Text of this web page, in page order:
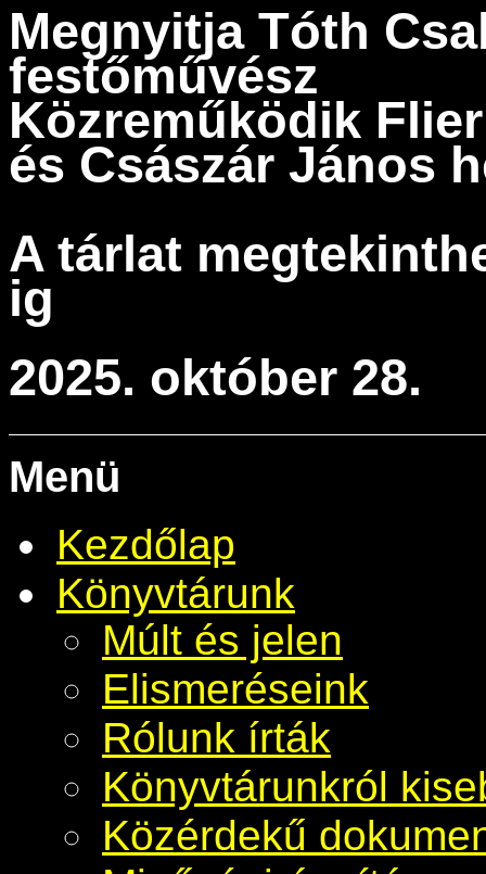
Megnyitja Tóth
festőművész
Közreműködik
és Császár János
A tárlat
ig
2025. október 28.
Menü
Kezdőlap
Könyvtárunk
Múlt és jelen
Elismeréseink
Rólunk írták
Könyvtárunkról
Közérdekű